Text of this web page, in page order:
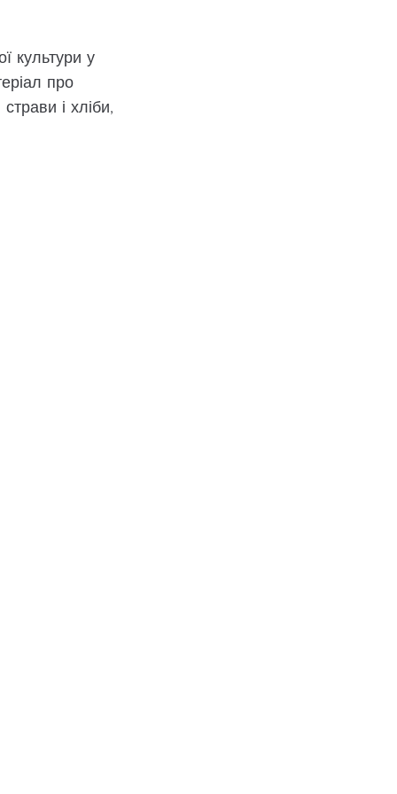
культури у
про
і хліби,